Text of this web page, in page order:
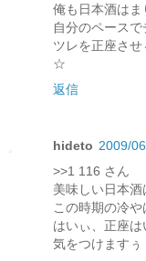
俺も日本酒はま
自分のペースで
ツレを正座さ
☆
返信
hideto 2009/
>>1 116 さん
美味しい日本
この時期の冷
はいぃ、正座は
気をつけます